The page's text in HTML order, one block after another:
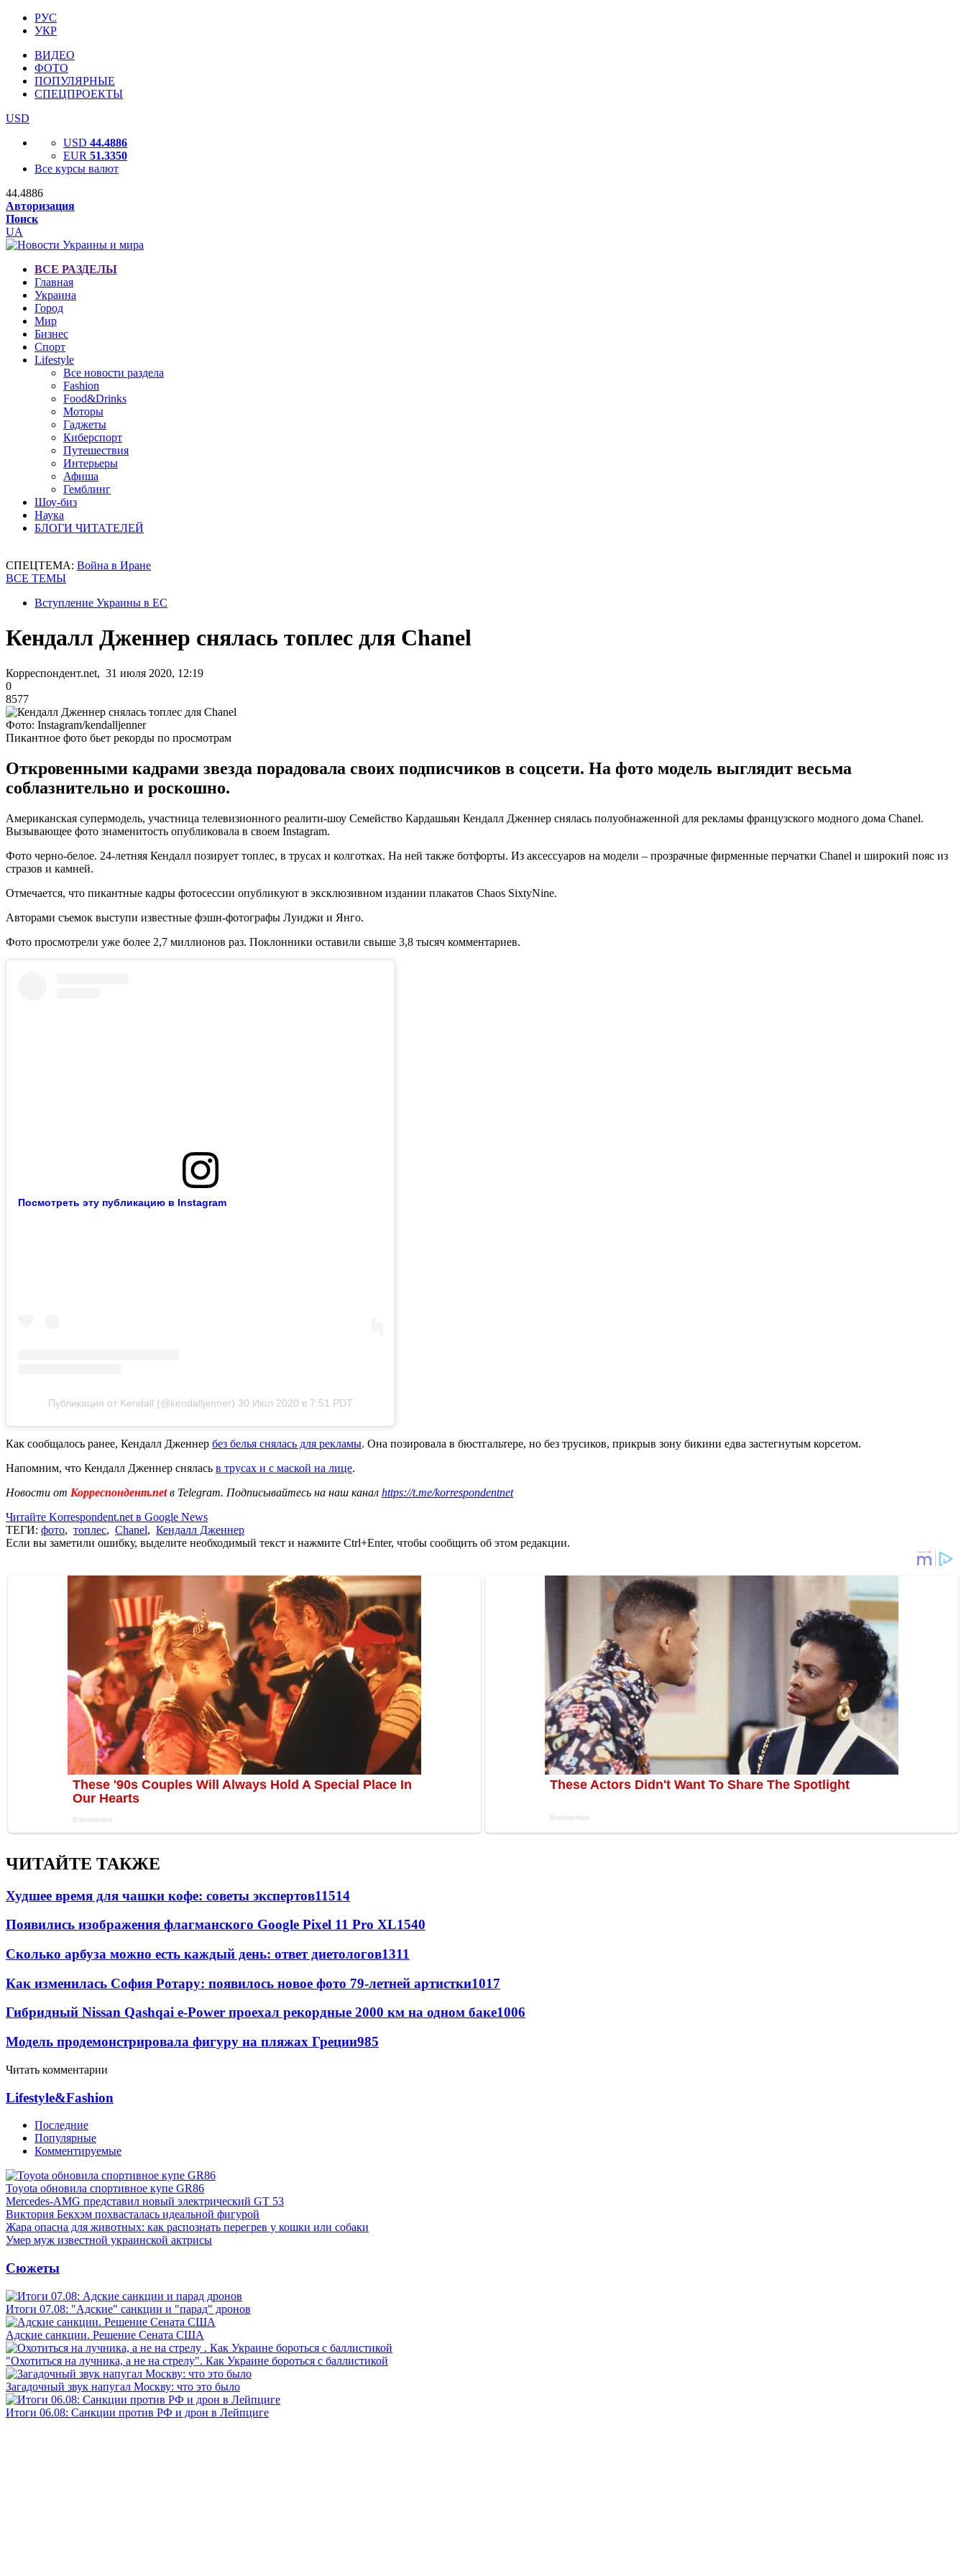
РУС
УКР
ВИДЕО
ФОТО
ПОПУЛЯРНЫЕ
СПЕЦПРОЕКТЫ
USD
USD 44.4886
EUR 51.3350
Все курсы валют
44.4886
Авторизация
Поиск
UA
ВСЕ РАЗДЕЛЫ
Главная
Украина
Город
Мир
Бизнес
Спорт
Lifestyle
Все новости раздела
Fashion
Food&Drinks
Моторы
Гаджеты
Киберспорт
Путешествия
Интерьеры
Афиша
Гемблинг
Шоу-биз
Наука
БЛОГИ ЧИТАТЕЛЕЙ
СПЕЦТЕМА: Война в Иране
ВСЕ ТЕМЫ
Вступление Украины в ЕС
Кендалл Дженнер снялась топлес для Chanel
Корреспондент.net, 31 июля 2020, 12:19
0
8577
Фото: Instagram/kendalljenner
Пикантное фото бьет рекорды по просмотрам
Откровенными кадрами звезда порадовала своих подписчиков в соцсети. На фото модель выглядит весьма
соблазнительно и роскошно.
Американская супермодель, участница телевизионного реалити-шоу Семейство Кардашьян Кендалл Дженнер снялась полуобнаженной для рекламы французского модного дома Chanel.
Вызывающее фото знаменитость опубликовала в своем Instagram.
Фото черно-белое. 24-летняя Кендалл позирует топлес, в трусах и колготках. На ней также ботфорты. Из аксессуаров на модели – прозрачные фирменные перчатки Chanel и широкий пояс из
стразов и камней.
Отмечается, что пикантные кадры фотосессии опубликуют в эксклюзивном издании плакатов Chaos SixtyNine.
Авторами съемок выступи известные фэшн-фотографы Луиджи и Янго.
Фото просмотрели уже более 2,7 миллионов раз. Поклонники оставили свыше 3,8 тысяч комментариев.
Посмотреть эту публикацию в Instagram
Публикация от Kendall (@kendalljenner) 30 Июл 2020 в 7:51 PDT
Как сообщалось ранее, Кендалл Дженнер без белья снялась для рекламы. Она позировала в бюстгальтере, но без трусиков, прикрыв зону бикини едва застегнутым корсетом.
Напомним, что Кендалл Дженнер снялась в трусах и с маской на лице.
Новости от Корреспондент.netв Telegram. Подписывайтесь на наш канал https://t.me/korrespondentnet
Читайте Korrespondent.net в Google News
ТЕГИ: фото, топлес, Chanel, Кендалл Дженнер
Если вы заметили ошибку, выделите необходимый текст и нажмите Ctrl+Enter, чтобы сообщить об этом редакции.
ЧИТАЙТЕ ТАКЖЕ
Худшее время для чашки кофе: советы экспертов11514
Появились изображения флагманского Google Pixel 11 Pro XL1540
Сколько арбуза можно есть каждый день: ответ диетологов1311
Как изменилась София Ротару: появилось новое фото 79-летней артистки1017
Гибридный Nissan Qashqai e-Power проехал рекордные 2000 км на одном баке1006
Модель продемонстрировала фигуру на пляжах Греции985
Читать комментарии
Lifestyle&Fashion
Последние
Популярные
Комментируемые
Toyota обновила спортивное купе GR86
Mercedes-AMG представил новый электрический GT 53
Виктория Бекхэм похвасталась идеальной фигурой
Жара опасна для животных: как распознать перегрев у кошки или собаки
Умер муж известной украинской актрисы
Сюжеты
Итоги 07.08: "Адские" санкции и "парад" дронов
Адские санкции. Решение Сената США
"Охотиться на лучника, а не на стрелу". Как Украине бороться с баллистикой
Загадочный звук напугал Москву: что это было
Итоги 06.08: Санкции против РФ и дрон в Лейпциге